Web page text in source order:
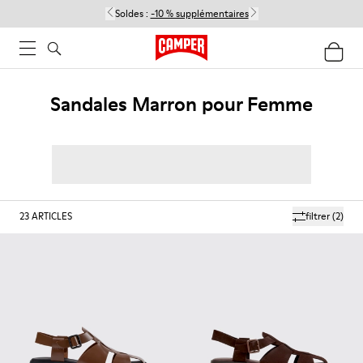
Soldes : -10 % supplémentaires
Sandales Marron pour Femme
filtrer(2)
23ARTICLES